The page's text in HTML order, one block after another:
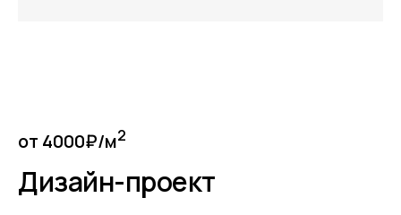
от 4000₽/м2
Дизайн-проект